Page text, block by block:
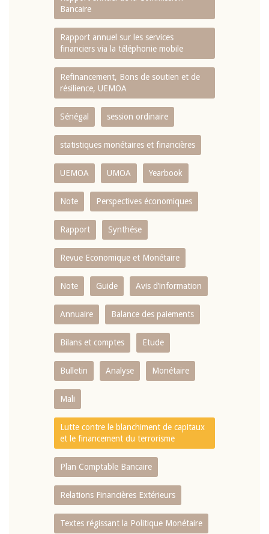
Bancaire
Rapport annuel sur les services
financiers via la téléphonie mobile
Refinancement, Bons de soutien et de
résilience, UEMOA
Sénégal session ordinaire
statistiques monétaires et financières
UEMOA UMOA Yearbook
Note Perspectives économiques
Rapport Synthése
Revue Economique et Monétaire
Note Guide Avis d’information
Annuaire Balance des paiements
Bilans et comptes Etude
Bulletin Analyse Monétaire
Mali
Lutte contre le blanchiment de capitaux
et le financement du terrorisme
Plan Comptable Bancaire
Relations Financières Extérieurs
Textes régissant la Politique Monétaire